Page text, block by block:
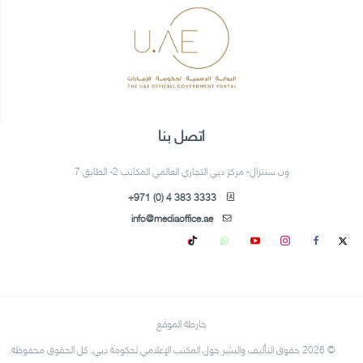
اتصل بنا
ون سنترال- مركز دبي التجاري العالمي المكاتب 2- الطابق 7
+971 (0) 4 383 3333
info@mediaoffice.ae
خارطة الموقع
© 2026 حقوق التأليف والنشر حول المكتب الإعلامي لحكومة دبي. كل الحقوق محفوظة.